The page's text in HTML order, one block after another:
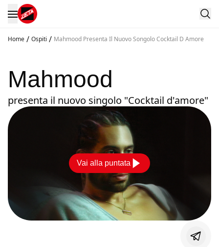
Home / Ospiti / Mahmood Presenta Il Nuovo Songolo Cocktail D Amore
Mahmood
presenta il nuovo singolo "Cocktail d'amore"
Vai alla puntata